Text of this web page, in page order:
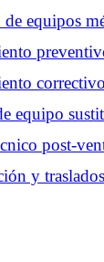
equipos
equipo
post-
y